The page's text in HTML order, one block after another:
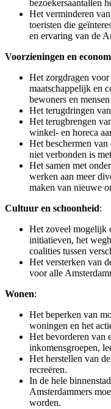
bezoekersaantallen
Het verminderen
toeristen die
en ervaring van de
Voorzieningen en
Het zorgdragen voor
maatschappelijk en
bewoners en
Het terugdringen
Het terugbrengen
winkel- en horeca
Het beschermen
niet verbonden is
Het samen met
werken aan meer
maken van nieuwe
Cultuur en schoonheid:
Het zoveel mogelijk
initiatieven, het
coalities tussen
Het versterken van
voor alle
Wonen:
Het beperken van
woningen en het
Het bevorderen van
inkomensgroepen,
Het herstellen van
recreëren.
In de hele
Amsterdammers
worden.